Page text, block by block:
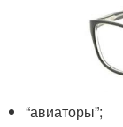
“авиаторы”;